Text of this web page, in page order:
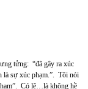
tửng: “đã gây ra xúc
là sự xúc phạm.”. Tôi nói
Có lẽ…là không hề